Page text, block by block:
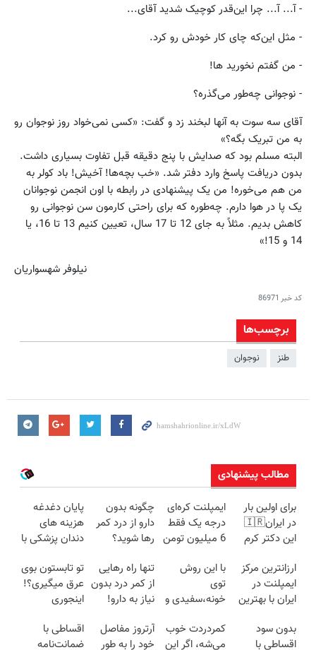
- آ... آ... چرا این‌قدر کوچیک شدید آقای...
- مثل این‌که چای کار خودش رو کرد.
- من گفتم نخورید ها!
- نوجوانی چه‌طور می‌گذره؟
آقای سه سوت به آنها لبخند زد و گفت: «کسی نمی‌خواد روز نوجوان رو
به من تبریک بگه؟»
البته مسلم بود که صدایش با پنج دقیقه قبل تفاوت بسیاری داشت.
بدون دریافت پاسخ وارد دفتر شد. «خب بچه‌ها! آخیش! باد کولر به
من هم می‌خوره! من یک پیشنهادی در رابطه با اون انجمن نوجوانان
یک پا در هوا دارم. چه‌طوره که برای راحتی کارمون سن نوجوانی رو
کاهش بدیم. مثلاً به جای 12 تا 17 سال، تعیین کنیم 13 تا 16، یا
14 و 15!»
نیلوفر شهسواریان
کد خبر 86971
برچسب‌ها
طنز نوجوان
مطالب پیشنهادی
برای اولین بار
در ایران🇮🇷
این دکتر کرم
روزه ساخت!
ایمپلنت کره‌ای
درجه یک فقط
6 میلیون تومن
چگونه بدون
دارو از درد کمر
رها شوید؟
رو پرکن)
پایان دغدغه
هزینه های
دندان پزشکی با
کننده خانگی
ارزانترین مرکز
ایمپلنت در
ایران با بهترین
با این روش
توی
خونه،سفیدی و
برگردون
(40%off)
تنها راه رهایی
از کمر درد بدون
نیاز به دارو!
تو تابستون بوی
عرق میگیری؟!
اینجوری
بدون سود
اقساطی با
کمردردت خوب
می‌شه، اگر این
آرتروز مفاصل
خود را به طور
اقساطی با
ضمانت‌نامه